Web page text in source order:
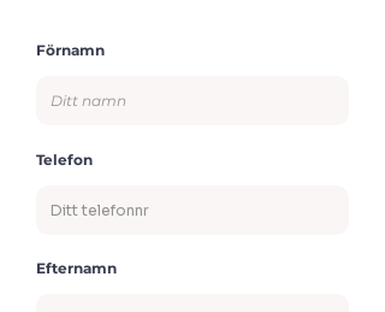
Förnamn
Telefon
Efternamn